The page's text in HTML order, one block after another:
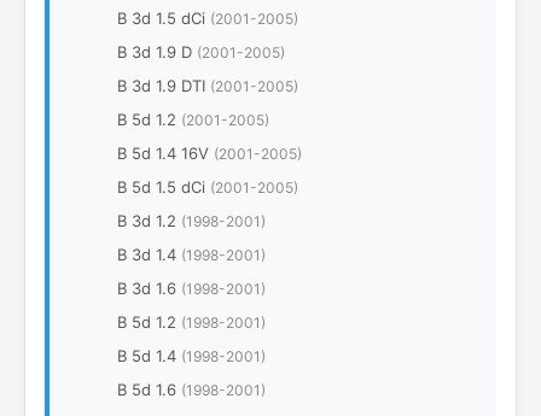
B 3d 1.5 dCi (2001-2005)
B 3d 1.9 D (2001-2005)
B 3d 1.9 DTI (2001-2005)
B 5d 1.2 (2001-2005)
B 5d 1.4 16V (2001-2005)
B 5d 1.5 dCi (2001-2005)
B 3d 1.2 (1998-2001)
B 3d 1.4 (1998-2001)
B 3d 1.6 (1998-2001)
B 5d 1.2 (1998-2001)
B 5d 1.4 (1998-2001)
B 5d 1.6 (1998-2001)